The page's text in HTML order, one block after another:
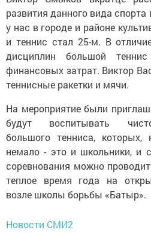
развития данного вида
у нас в городе и районе
и теннис стал 25-м. В
дисциплин большой
финансовых затрат. Виктор
теннисные ракетки и мячи.
На мероприятие были
будут воспитывать
большого тенниса,
немало - это и школьники, и
соревнования можно
теплое время года на
возле школы борьбы «Батыр».
Новости СМИ2